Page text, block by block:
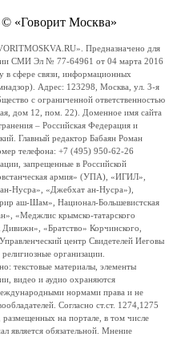
«Говорит Москва»
Предназначено для
СМИ Эл № 77-64961 от 04 марта 2016
в сфере связи, информационных
Адрес: 123298, Москва, ул. 3-я
с ограниченной ответственностью
дом 12, пом. 22). Доменное имя сайта
– Российская Федерация и
Главный редактор Бабаян Роман
телефона: +7 (495) 950-62-26
запрещенные в Российской
армия» (УПА), «ИГИЛ»,
Нусра», «Джебхат ан-Нусра»),
аш-Шам», Национал-Большевистская
«Меджлис крымско-татарского
«Братство» Корчинского,
центр Свидетелей Иеговы
организации.
текстовые материалы, элементы
видео и аудио охраняются
нормами права и не
Согласно ст.ст. 1274,1275
на портале, в том числе
является обязательной. Мнение